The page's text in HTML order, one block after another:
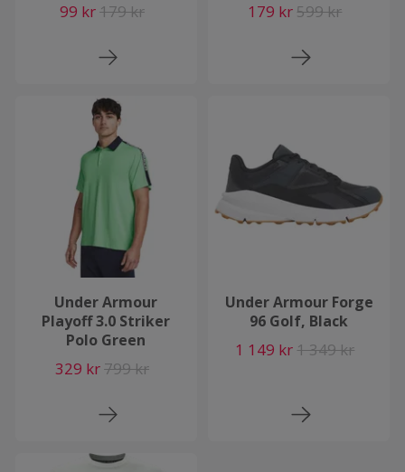
99 kr179 kr 179 kr 599 kr
Under Armour
Playoff 3.0 Striker
Polo Green
329 kr799 kr
Under Armour Forge
96 Golf, Black
1 149 kr 1 349 kr